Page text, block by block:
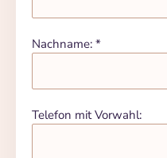
Nachname: *
Telefon mit Vorwahl: